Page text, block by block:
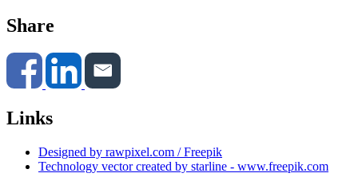
Share
Links
Designed by rawpixel.com / Freepik
Technology vector created by starline - www.freepik.com